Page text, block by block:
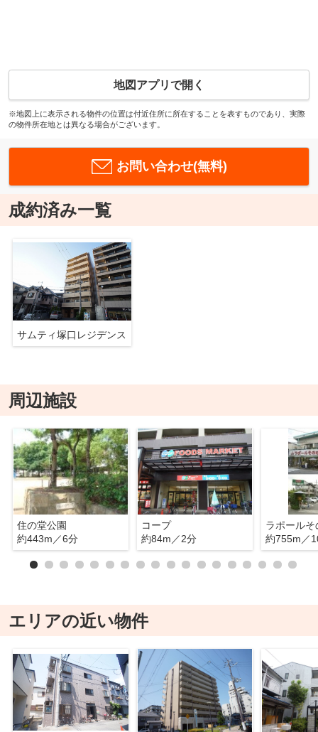
地図アプリで開く
※地図上に表示される物件の位置は付近住所に所在することを表すものであり、実際
の物件所在地とは異なる場合がございます。
お問い合わせ(無料)
成約済み一覧
サムティ塚口レジデンス
周辺施設
住の堂公園
約443m／6分
コープ
約84m／2分
ラポールそ
約755m／
エリアの近い物件